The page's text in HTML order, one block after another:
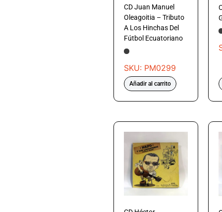
CD Juan Manuel
Oleagoitia – Tributo
A Los Hinchas Del
Fútbol Ecuatoriano
SKU: PM0299
Añadir al carrito